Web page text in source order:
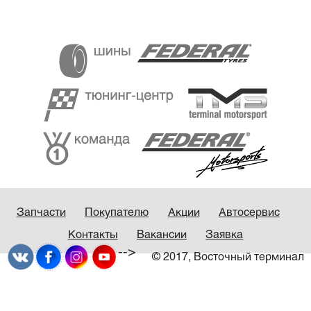
Запчасти Покупателю Акции Автосервис
Контакты Вакансии Заявка
© 2017, Восточный терминал
-->